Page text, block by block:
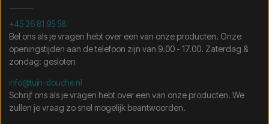
+45 26 81 95 58
Bel ons als je vragen hebt over een van onze producten. Onze
openingstijden aan de telefoon zijn van 9.00 - 17.00. Zaterdag &
zondag: gesloten
info@tuin-douche.nl
Schrijf ons als je vragen hebt over een van onze producten. We
zullen je vraag zo snel mogelijk beantwoorden.